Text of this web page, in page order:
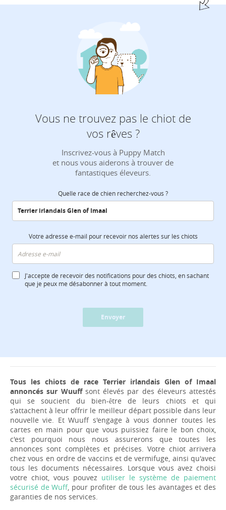
Vous ne trouvez pas le chiot de
vos rêves ?
Inscrivez-vous à Puppy Match
et nous vous aiderons à trouver de
fantastiques éleveurs.
Quelle race de chien recherchez-vous ?
Votre adresse e-mail pour recevoir nos alertes sur les chiots
J'accepte de recevoir des notifications pour des chiots, en sachant
que je peux me désabonner à tout moment.
Envoyer
Tous les chiots de race Terrier irlandais Glen of Imaal
annoncés sur Wuuffsont élevés par des éleveurs attestés
qui se soucient du bien-être de leurs chiots et qui
s'attachent à leur offrir le meilleur départ possible dans leur
nouvelle vie. Et Wuuff s'engage à vous donner toutes les
cartes en main pour que vous puissiez faire le bon choix,
c'est pourquoi nous nous assurerons que toutes les
annonces sont complètes et précises. Votre chiot arrivera
chez vous en ordre de vaccins et de vermifuge, ainsi qu'avec
tous les documents nécessaires. Lorsque vous avez choisi
votre chiot, vous pouvez utiliser le système de paiement
sécurisé de Wuff, pour profiter de tous les avantages et des
garanties de nos services.